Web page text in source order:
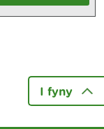
I fyny